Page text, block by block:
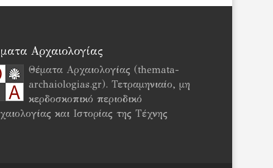
Αρχαιολογίας
Θέματα Αρχαιολογίας (themata-
archaiologias.gr). Τετραμηνιαίο, μη
κερδοσκοπικό περιοδικό
και Ιστορίας της Τέχνης